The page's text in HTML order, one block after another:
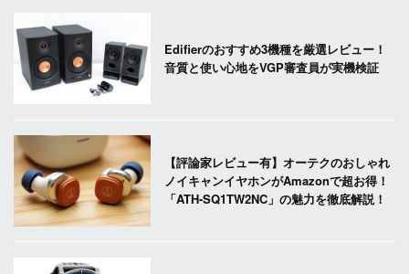
Edifierのおすすめ3機種を厳選レビュー！
音質と使い心地をVGP審査員が実機検証
【評論家レビュー有】オーテクのおしゃれ
ノイキャンイヤホンがAmazonで超お得！
「ATH-SQ1TW2NC」の魅力を徹底解説！